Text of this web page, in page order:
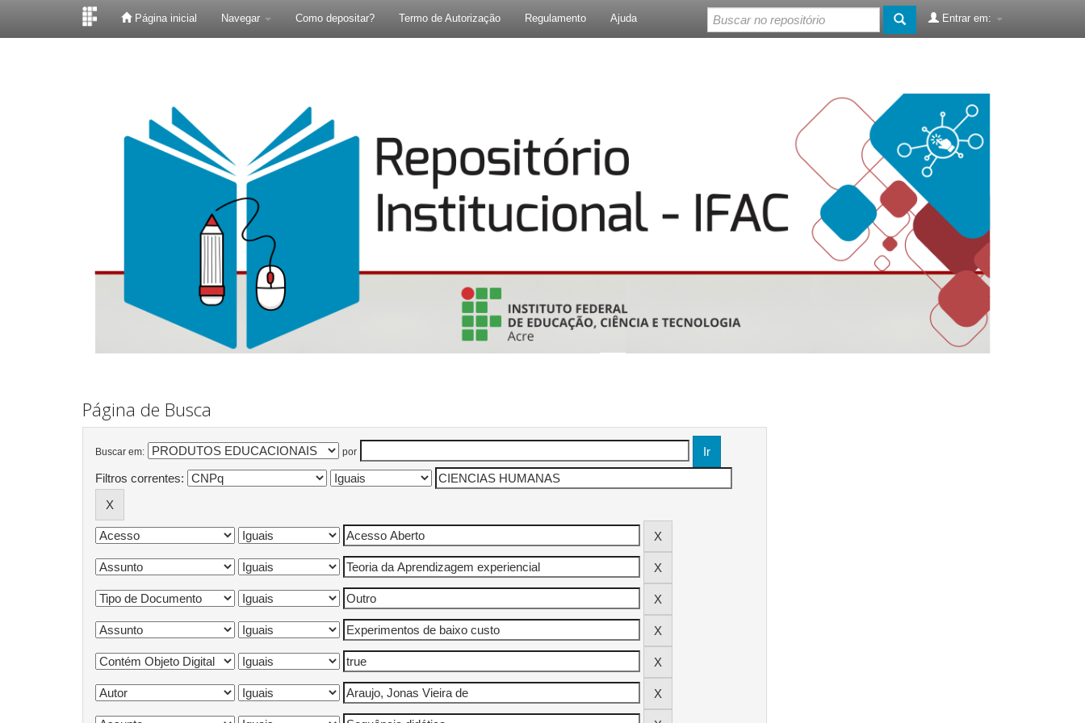
Página inicial Navegar Como depositar? Termo de Autorização Regulamento Ajuda Entrar em:
Página de Busca
Buscar em: por
Filtros correntes: